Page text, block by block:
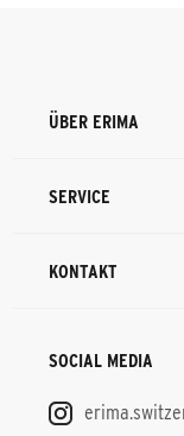
ÜBER ERIMA
SERVICE
KONTAKT
SOCIAL MEDIA